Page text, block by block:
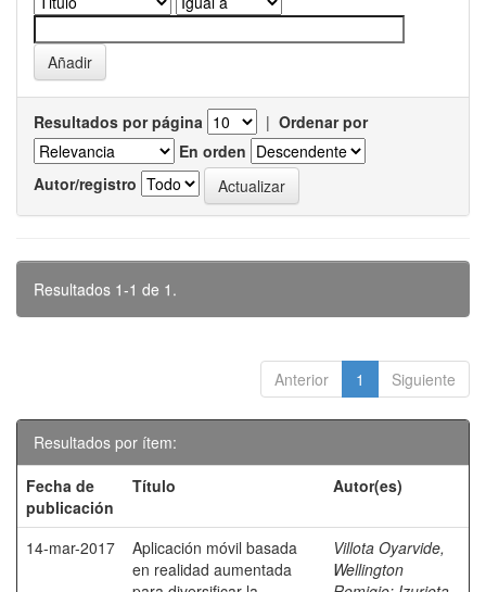
Resultados por página | Ordenar por
En orden
Autor/registro
Resultados 1-1 de 1.
Anterior 1 Siguiente
Resultados por ítem:
Fecha de
publicación
Título Autor(es)
14-mar-2017
Aplicación móvil basada
en realidad aumentada
Villota Oyarvide,
Wellington